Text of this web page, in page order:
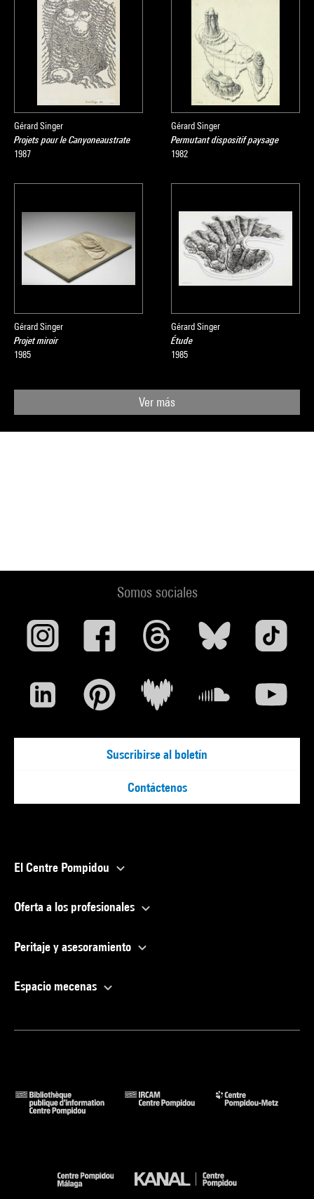
Gérard Singer
Projets pour le Canyoneaustrate
1987
Gérard Singer
Permutant dispositif paysage
1982
Gérard Singer
Projet miroir
1985
Gérard Singer
Étude
1985
Ver más
Somos sociales
Suscribirse al boletín
Contáctenos
El Centre Pompidou
Oferta a los profesionales
Peritaje y asesoramiento
Espacio mecenas